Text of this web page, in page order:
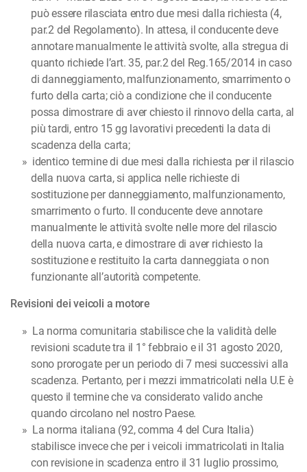
può essere rilasciata entro due mesi dalla richiesta (4,
par.2 del Regolamento). In attesa, il conducente deve
annotare manualmente le attività svolte, alla stregua di
quanto richiede l’art. 35, par.2 del Reg.165/2014 in caso
di danneggiamento, malfunzionamento, smarrimento o
furto della carta; ciò a condizione che il conducente
possa dimostrare di aver chiesto il rinnovo della carta, al
più tardi, entro 15 gg lavorativi precedenti la data di
scadenza della carta;
identico termine di due mesi dalla richiesta per il rilascio
della nuova carta, si applica nelle richieste di
sostituzione per danneggiamento, malfunzionamento,
smarrimento o furto. Il conducente deve annotare
manualmente le attività svolte nelle more del rilascio
della nuova carta, e dimostrare di aver richiesto la
sostituzione e restituito la carta danneggiata o non
funzionante all’autorità competente.
Revisioni dei veicoli a motore
La norma comunitaria stabilisce che la validità delle
revisioni scadute tra il 1° febbraio e il 31 agosto 2020,
sono prorogate per un periodo di 7 mesi successivi alla
scadenza. Pertanto, per i mezzi immatricolati nella U.E è
questo il termine che va considerato valido anche
quando circolano nel nostro Paese.
La norma italiana (92, comma 4 del Cura Italia)
stabilisce invece che per i veicoli immatricolati in Italia
con revisione in scadenza entro il 31 luglio prossimo,